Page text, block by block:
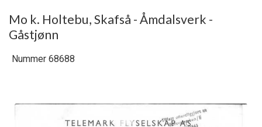
Mo k. Holtebu, Skafså - Åmdalsverk -
Gåstjønn
Nummer 68688